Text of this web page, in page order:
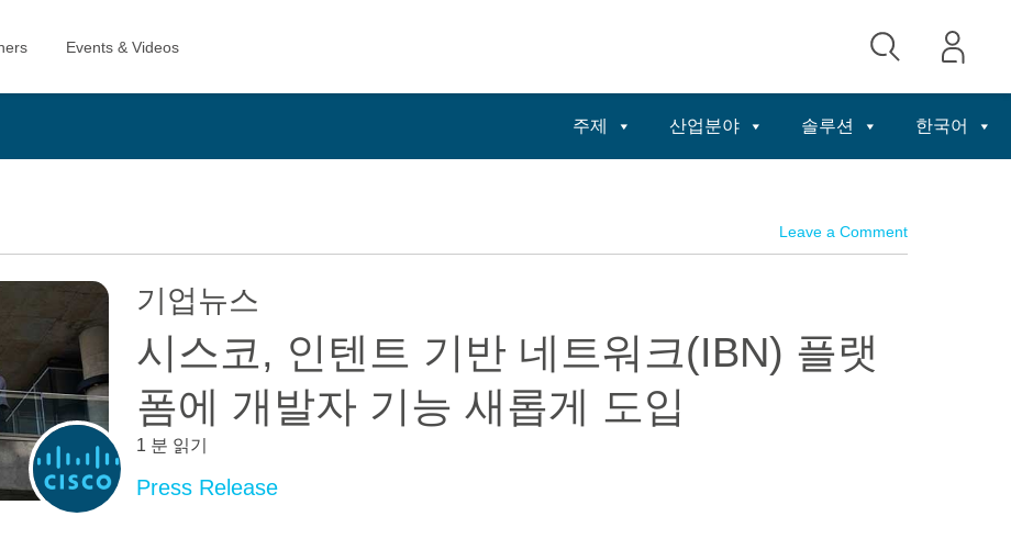
주제 산업분야 솔루션 한국어
Leave a Comment
기업뉴스
시스코, 인텐트 기반 네트워크(IBN) 플랫
폼에 개발자 기능 새롭게 도입
1 분 읽기
Press Release